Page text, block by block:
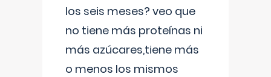
los seis meses? veo que
no tiene más proteínas ni
más azúcares,tiene más
o menos los mismos